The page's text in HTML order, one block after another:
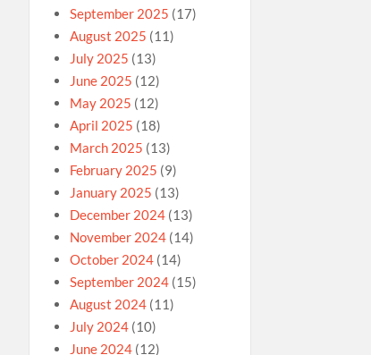
September 2025 (17)
August 2025 (11)
July 2025 (13)
June 2025 (12)
May 2025 (12)
April 2025 (18)
March 2025 (13)
February 2025 (9)
January 2025 (13)
December 2024(13)
November 2024(14)
October 2024(14)
September 2024(15)
August 2024(11)
July 2024(10)
June 2024(12)